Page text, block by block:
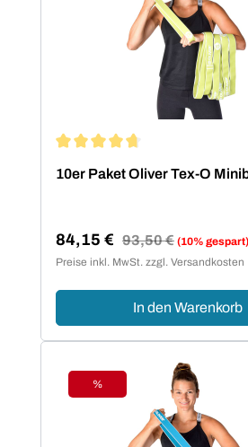
10er Paket Oliver Tex-O
Verkaufspreis:
84,15 € Regulärer Preis:
93,50 € (10% gespart)
Preise inkl. MwSt. zzgl. Versandkosten
In den Warenkorb
Rabatt
%